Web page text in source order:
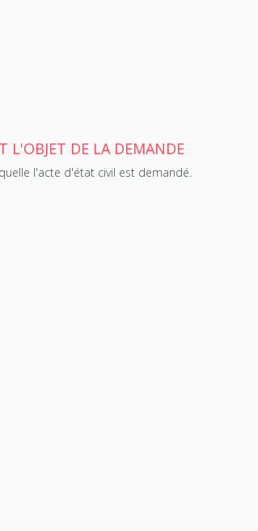
L'OBJET DE LA DEMANDE
l'acte d'état civil est demandé.